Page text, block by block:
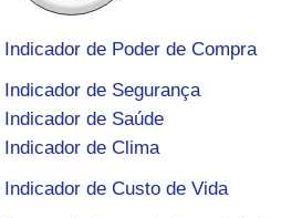
Indicador de Poder de Compra
Indicador de Segurança
Indicador de Saúde
Indicador de Clima
Indicador de Custo de Vida
Taxa do Indicador de Crime (Atual)
Indicador de Crime
Índice de criminalidade por país